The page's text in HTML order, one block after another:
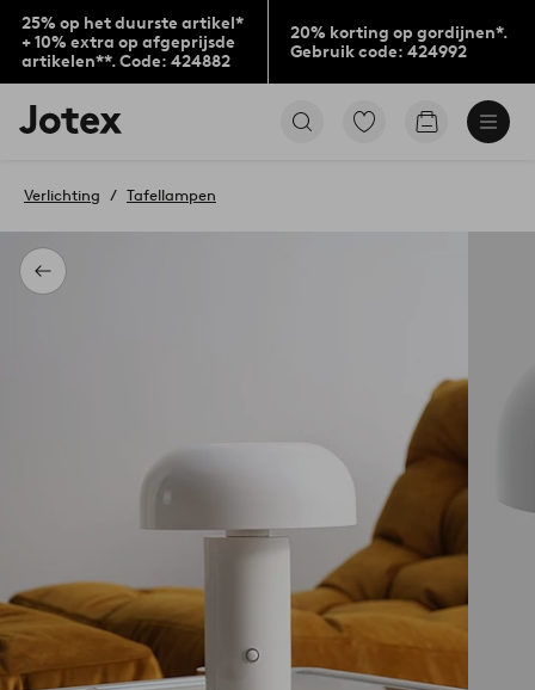
25% op het duurste artikel*
+ 10% extra op afgeprijsde
artikelen**. Code: 424882
20% korting op gordijnen*.
Gebruik code: 424992
Jotex
logo
to
home
page
Ga
Go
Terug
Verlichting Tafellampen